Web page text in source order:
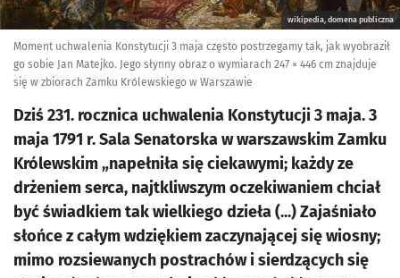
wikipedia, domena publiczna
Moment uchwalenia Konstytucji 3 maja często postrzegamy tak, jak wyobraził
go sobie Jan Matejko. Jego słynny obraz o wymiarach 247 × 446 cm znajduje
się w zbiorach Zamku Królewskiego w Warszawie
Dziś 231. rocznica uchwalenia Konstytucji 3 maja. 3
maja 1791 r. Sala Senatorska w warszawskim Zamku
Królewskim „napełniła się ciekawymi; każdy ze
drżeniem serca, najtkliwszym oczekiwaniem chciał
być świadkiem tak wielkiego dzieła (...) Zajaśniało
słońce z całym wdziękiem zaczynającej się wiosny;
mimo rozsiewanych postrachów i sierdzących się